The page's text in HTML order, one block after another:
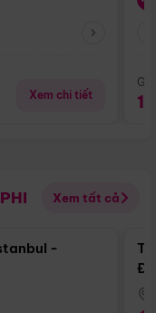
Xem chi tiết
Xem tất cả
Điểm nổi bật
-